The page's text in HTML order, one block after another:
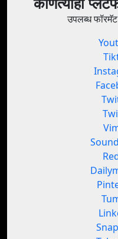
उपलब्ध फॉरमॅट